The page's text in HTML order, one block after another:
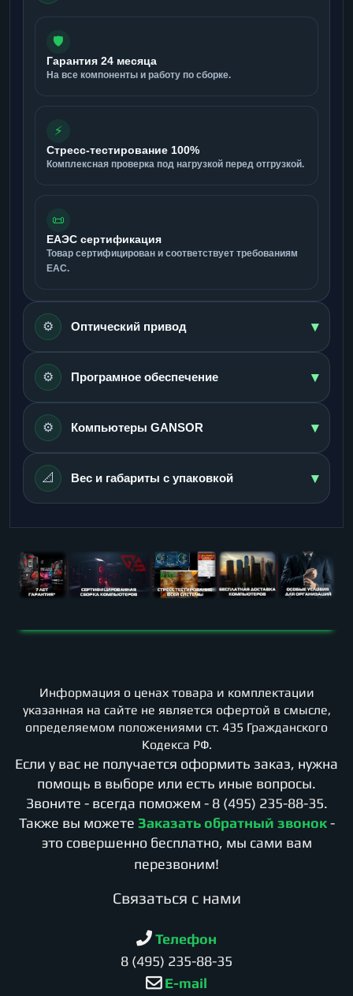
🛡️
Гарантия 24 месяца
На все компоненты и работу по сборке.
⚡
Стресс-тестирование 100%
Комплексная проверка под нагрузкой перед отгрузкой.
📜
ЕАЭС сертификация
Товар сертифицирован и соответствует требованиям
ЕАС.
⚙️ Оптический привод ▾
⚙️ Програмное обеспечение ▾
⚙️ Компьютеры GANSOR ▾
📐 Вес и габариты с упаковкой ▾
Информация о ценах товара и комплектации
указанная на сайте не является офертой в смысле,
определяемом положениями ст. 435 Гражданского
Кодекса РФ.
Если у вас не получается оформить заказ, нужна
помощь в выборе или есть иные вопросы.
Звоните - всегда поможем - 8 (495) 235-88-35.
Также вы можете Заказать обратный звонок -
это совершенно бесплатно, мы сами вам
перезвоним!
Cвязаться с нами
Телефон
8 (495) 235-88-35
E-mail